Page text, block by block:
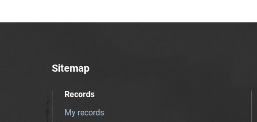
Sitemap
Records
My records